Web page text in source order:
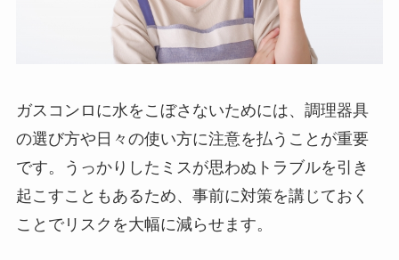
ガスコンロに水をこぼさないためには、調理器具
の選び方や日々の使い方に注意を払うことが重要
です。うっかりしたミスが思わぬトラブルを引き
起こすこともあるため、事前に対策を講じておく
ことでリスクを大幅に減らせます。